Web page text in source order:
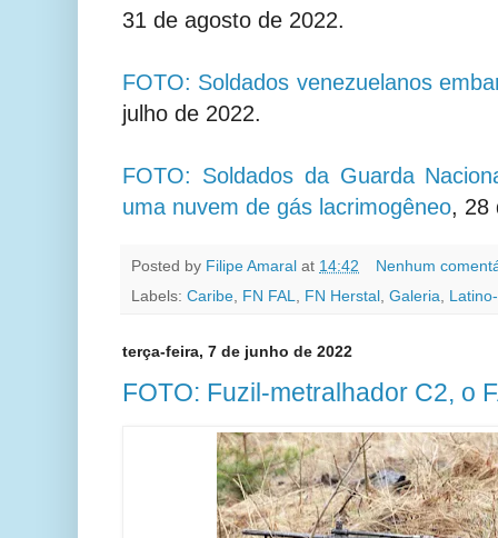
31 de agosto de 2022.
FOTO: Soldados venezuelanos
julho de 2022.
FOTO: Soldados da Guarda
uma nuvem de gás lacrimogêneo, 28
Posted by Filipe Amaral at 14:42
Nenhum
Labels: Caribe FN FAL FN Herstal Galeria
terça-feira, 7 de junho de 2022
FOTO: Fuzil-metralhador C2, o